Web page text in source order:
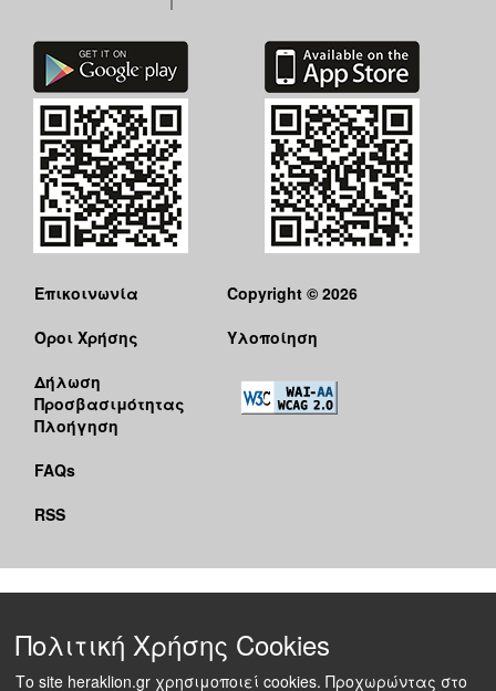
Επικοινωνία
Όροι Χρήσης
Δήλωση
Προσβασιμότητας
Πλοήγηση
FAQs
RSS
Copyright © 2026
Υλοποίηση
Πολιτική Χρήσης Cookies
Το site heraklion.gr χρησιμοποιεί cookies. Προχωρώντας στο